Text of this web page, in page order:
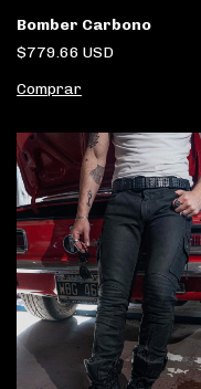
Bomber Carbono
$779.66 USD
Comprar